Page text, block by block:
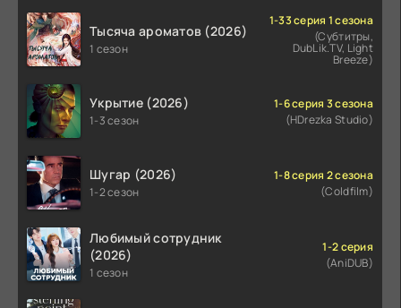
Тысяча ароматов (2026)
1 сезон
1-33 серия 1 сезона
(Субтитры,
DubLik.TV, Light
Breeze)
Укрытие (2026)
1-3 сезон
1-6 серия 3 сезона
(HDrezka Studio)
Шугар (2026)
1-2 сезон
1-8 серия 2 сезона
(Coldfilm)
Любимый сотрудник
(2026)
1 сезон
1-2 серия
(AniDUB)